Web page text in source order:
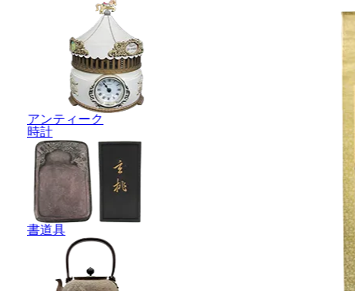
アンティーク
時計
書道具